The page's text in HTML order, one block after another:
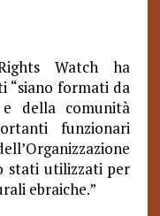
Watch ha
“siano formati da
della comunità
funzionari
stati utilizzati per
ebraiche.”